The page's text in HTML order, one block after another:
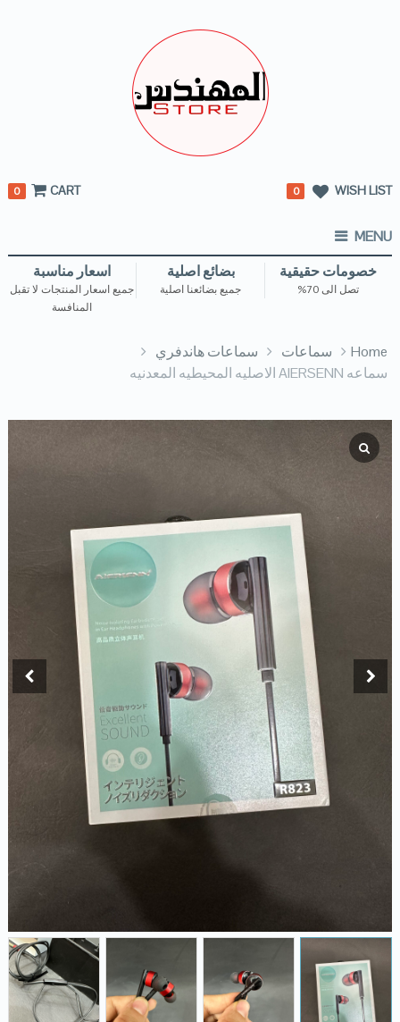
WISH LIST
0
CART
0
MENU
خصومات حقيقية
تصل الى 70%
بضائع اصلية
جميع بضائعنا اصلية
اسعار مناسبة
جميع اسعار المنتجات لا تقبل
المنافسة
Home سماعات
سماعات هاندفري
سماعه AIERSENN الاصليه المحيطيه المعدنيه